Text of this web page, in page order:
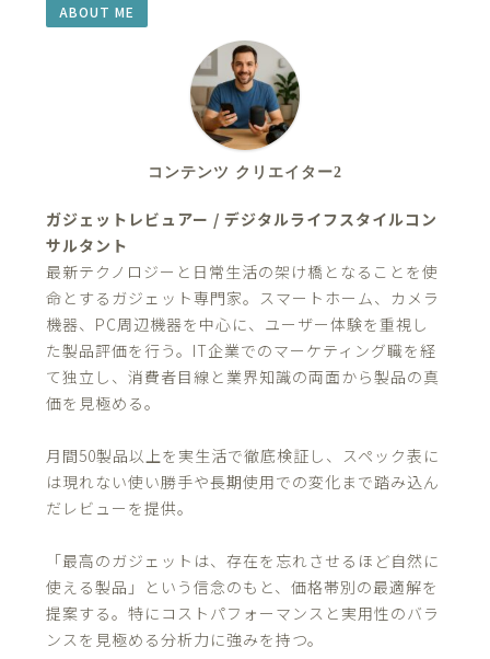
ABOUT ME
コンテンツ クリエイター2
ガジェットレビュアー / デジタルライフスタイルコン
サルタント
最新テクノロジーと日常生活の架け橋となることを使
命とするガジェット専門家。スマートホーム、カメラ
機器、PC周辺機器を中心に、ユーザー体験を重視し
た製品評価を行う。IT企業でのマーケティング職を経
て独立し、消費者目線と業界知識の両面から製品の真
価を見極める。
月間50製品以上を実生活で徹底検証し、スペック表に
は現れない使い勝手や長期使用での変化まで踏み込ん
だレビューを提供。
「最高のガジェットは、存在を忘れさせるほど自然に
使える製品」という信念のもと、価格帯別の最適解を
提案する。特にコストパフォーマンスと実用性のバラ
ンスを見極める分析力に強みを持つ。